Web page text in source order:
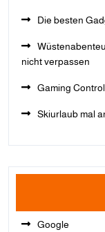
Die besten
nicht verpassen
Gaming
Skiurlaub mal
Google